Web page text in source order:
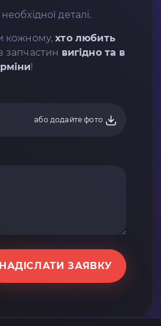
деталі.
кожному,хто любить
запчастин вигідно та в
!
або додайте фото
НАДІСЛАТИ ЗАЯВКУ